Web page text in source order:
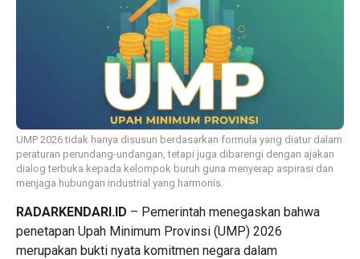
UMP 2026 tidak hanya disusun berdasarkan formula yang diatur dalam
peraturan perundang-undangan, tetapi juga dibarengi dengan ajakan
dialog terbuka kepada kelompok buruh guna menyerap aspirasi dan
menjaga hubungan industrial yang harmonis.
RADARKENDARI.ID – Pemerintah menegaskan bahwa
penetapan Upah Minimum Provinsi (UMP) 2026
merupakan bukti nyata komitmen negara dalam